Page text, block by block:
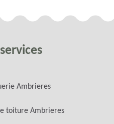
Ambrieres
toiture Ambrieres